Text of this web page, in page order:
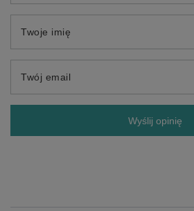
Twoje imię
Twój email
Wyślij opinię